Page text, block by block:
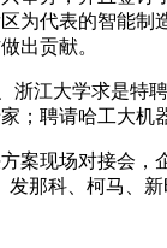
为代表的智能制
出贡献。
浙江大学求是特
； 聘请哈工大机
案现场对接会，
那科、柯马、